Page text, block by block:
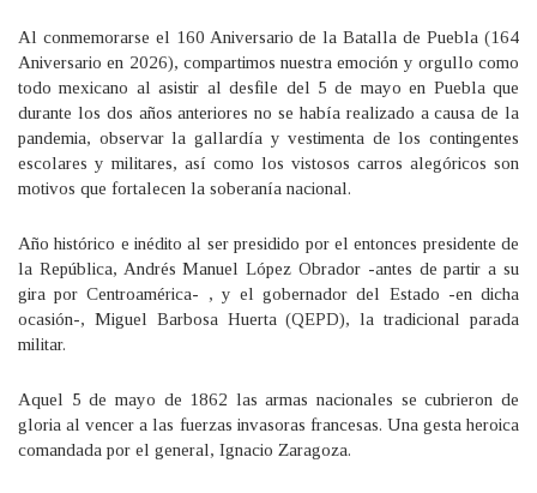
Al conmemorarse el 160 Aniversario de la Batalla de Puebla (164
Aniversario en 2026), compartimos nuestra emoción y orgullo como
todo mexicano al asistir al desfile del 5 de mayo en Puebla que
durante los dos años anteriores no se había realizado a causa de la
pandemia, observar la gallardía y vestimenta de los contingentes
escolares y militares, así como los vistosos carros alegóricos son
motivos que fortalecen la soberanía nacional.
Año histórico e inédito al ser presidido por el entonces presidente de
la República, Andrés Manuel López Obrador -antes de partir a su
gira por Centroamérica- , y el gobernador del Estado -en dicha
ocasión-, Miguel Barbosa Huerta (QEPD), la tradicional parada
militar.
Aquel 5 de mayo de 1862 las armas nacionales se cubrieron de
gloria al vencer a las fuerzas invasoras francesas. Una gesta heroica
comandada por el general, Ignacio Zaragoza.